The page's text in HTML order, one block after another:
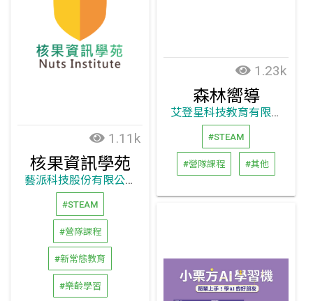
1.23k
森林嚮導
艾登星科技教育有限公司
#STEAM
#營隊課程 #其他
1.11k
核果資訊學苑
藝派科技股份有限公司
#STEAM
#營隊課程
#新常態教育
#樂齡學習